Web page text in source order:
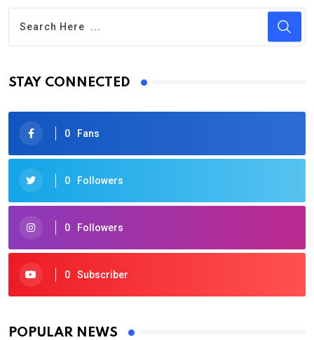
STAY CONNECTED
0 Fans
0 Followers
0 Followers
0 Subscriber
POPULAR NEWS